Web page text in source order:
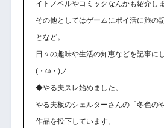
イトノベルやコミックなんかも紹介しま
その他としてはゲームにポイ活に旅の
となど。
日々の趣味や生活の知恵などを記事に
(・ω・)ノ
◆やる夫スレ始めました。
やる夫板のシェルターさんの「冬色の
作品を投下しています。